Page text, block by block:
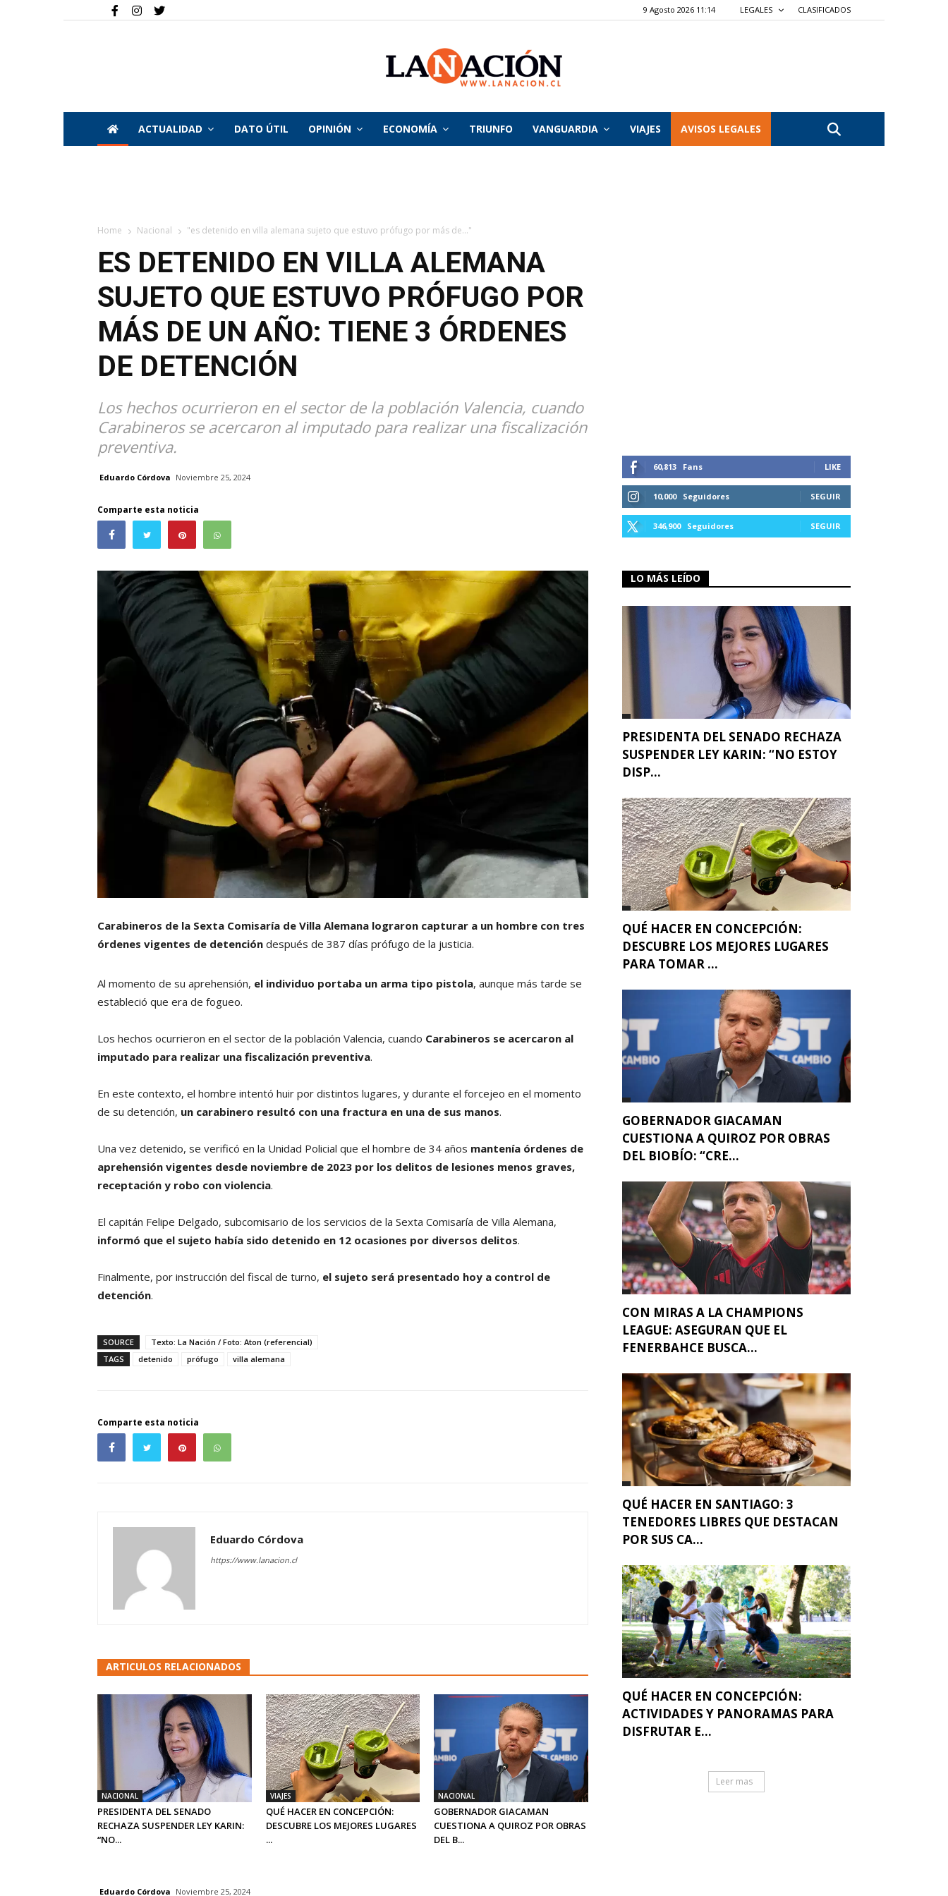
9 Agosto 2026 11:14 LEGALES CLASIFICADOS
La
ACTUALIDAD DATO ÚTIL OPINIÓN ECONOMÍA TRIUNFO VANGUARDIA VIAJES AVISOS LEGALES
Home Nacional "es detenido en villa alemana sujeto que estuvo prófugo por más de..."
ES DETENIDO EN VILLA ALEMANA
SUJETO QUE ESTUVO PRÓFUGO POR
MÁS DE UN AÑO: TIENE 3 ÓRDENES
DE DETENCIÓN
Los hechos ocurrieron en el sector de la población Valencia, cuando
Carabineros se acercaron al imputado para realizar una fiscalización
preventiva.
Eduardo Córdova Noviembre 25, 2024
Comparte esta noticia
Carabineros de la Sexta Comisaría de Villa Alemana lograron capturar a un hombre con tres
órdenes vigentes de detención después de 387 días prófugo de la justicia.
Al momento de su aprehensión, el individuo portaba un arma tipo pistola, aunque más tarde se
estableció que era de fogueo.
Los hechos ocurrieron en el sector de la población Valencia, cuando Carabineros se acercaron al
imputado para realizar una fiscalización preventiva.
En este contexto, el hombre intentó huir por distintos lugares, y durante el forcejeo en el momento
de su detención, un carabinero resultó con una fractura en una de sus manos.
Una vez detenido, se verificó en la Unidad Policial que el hombre de 34 años mantenía órdenes de
aprehensión vigentes desde noviembre de 2023 por los delitos de lesiones menos graves,
receptación y robo con violencia.
El capitán Felipe Delgado, subcomisario de los servicios de la Sexta Comisaría de Villa Alemana,
informó que el sujeto había sido detenido en 12 ocasiones por diversos delitos.
Finalmente, por instrucción del fiscal de turno, el sujeto será presentado hoy a control de
detención.
SOURCE
Texto: La Nación / Foto: Aton (referencial)
TAGS
detenido prófugo villa alemana
Comparte esta noticia
Eduardo Córdova
https://www.lanacion.cl
ARTICULOS RELACIONADOS
NACIONAL
PRESIDENTA DEL SENADO
RECHAZA SUSPENDER LEY KARIN:
“NO...
VIAJES
QUÉ HACER EN CONCEPCIÓN:
DESCUBRE LOS MEJORES LUGARES
...
NACIONAL
GOBERNADOR GIACAMAN
CUESTIONA A QUIROZ POR OBRAS
DEL B...
60,813 Fans LIKE
10,000 Seguidores SEGUIR
346,900 Seguidores SEGUIR
LO MÁS LEÍDO
PRESIDENTA DEL SENADO RECHAZA
SUSPENDER LEY KARIN: “NO ESTOY
DISP...
QUÉ HACER EN CONCEPCIÓN:
DESCUBRE LOS MEJORES LUGARES
PARA TOMAR ...
GOBERNADOR GIACAMAN
CUESTIONA A QUIROZ POR OBRAS
DEL BIOBÍO: “CRE...
CON MIRAS A LA CHAMPIONS
LEAGUE: ASEGURAN QUE EL
FENERBAHCE BUSCA...
QUÉ HACER EN SANTIAGO: 3
TENEDORES LIBRES QUE DESTACAN
POR SUS CA...
QUÉ HACER EN CONCEPCIÓN:
ACTIVIDADES Y PANORAMAS PARA
DISFRUTAR E...
Leer mas
Eduardo Córdova Noviembre 25, 2024